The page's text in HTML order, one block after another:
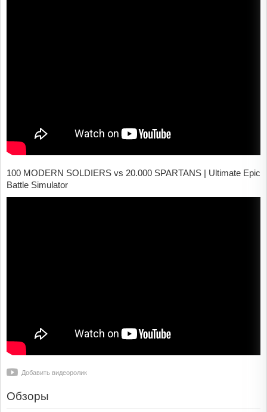
100 MODERN SOLDIERS vs 20.000 SPARTANS | Ultimate Epic
Battle Simulator
Добавить видеоролик
Обзоры